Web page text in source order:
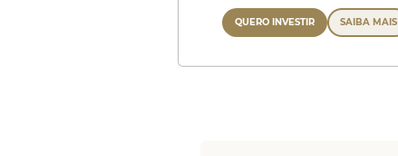
QUERO INVESTIR SAIBA MAIS